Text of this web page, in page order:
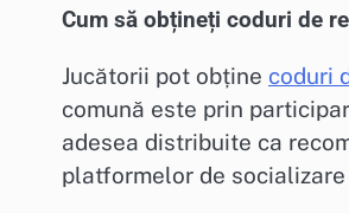
Cum să obțineți coduri de
Jucătorii pot obține coduri
comună este prin
adesea distribuite ca
platformelor de